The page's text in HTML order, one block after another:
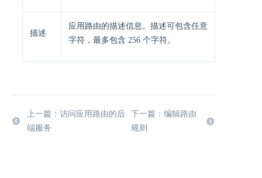
描述
应用路由的描述信息。描述可包含任意
字符，最多包含 256 个字符。
上一篇：访问应用路由的后
端服务
下一篇：编辑路由
规则